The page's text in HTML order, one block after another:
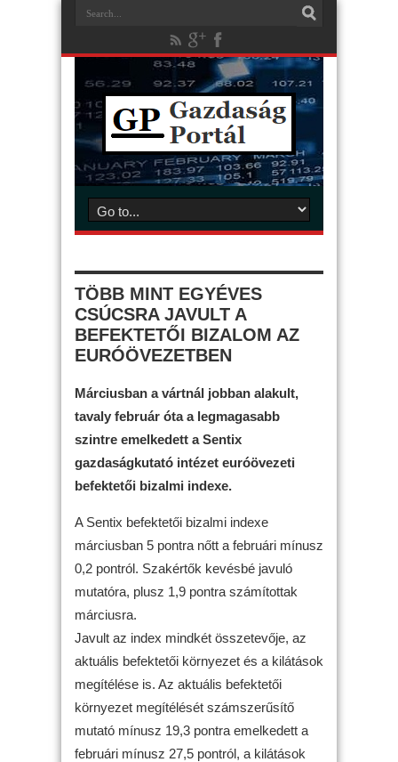
TÖBB MINT EGYÉVES
CSÚCSRA JAVULT A
BEFEKTETŐI BIZALOM AZ
EURÓÖVEZETBEN
Márciusban a vártnál jobban alakult,
tavaly február óta a legmagasabb
szintre emelkedett a Sentix
gazdaságkutató intézet euróövezeti
befektetői bizalmi indexe.
A Sentix befektetői bizalmi indexe
márciusban 5 pontra nőtt a februári mínusz
0,2 pontról. Szakértők kevésbé javuló
mutatóra, plusz 1,9 pontra számítottak
márciusra.
Javult az index mindkét összetevője, az
aktuális befektetői környezet és a kilátások
megítélése is. Az aktuális befektetői
környezet megítélését számszerűsítő
mutató mínusz 19,3 pontra emelkedett a
februári mínusz 27,5 pontról, a kilátások